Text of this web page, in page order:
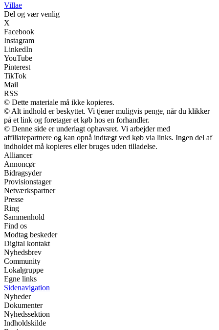
Villae
Del og vær venlig
X
Facebook
Instagram
LinkedIn
YouTube
Pinterest
TikTok
Mail
RSS
© Dette materiale må ikke kopieres.
© Alt indhold er beskyttet. Vi tjener muligvis penge, når du klikker
på et link og foretager et køb hos en forhandler.
© Denne side er underlagt ophavsret. Vi arbejder med
affiliatepartnere og kan opnå indtægt ved køb via links. Ingen del af
indholdet må kopieres eller bruges uden tilladelse.
Alliancer
Annoncør
Bidragsyder
Provisionstager
Netværkspartner
Presse
Ring
Sammenhold
Find os
Modtag beskeder
Digital kontakt
Nyhedsbrev
Community
Lokalgruppe
Egne links
Sidenavigation
Nyheder
Dokumenter
Nyhedssektion
Indholdskilde